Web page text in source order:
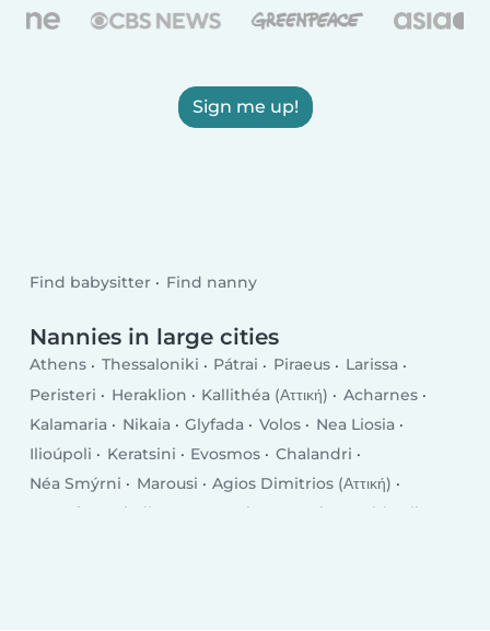
Sign me up!
Find babysitter Find nanny
Nannies in large cities
Athens Thessaloniki Pátrai Piraeus
Larissa
Peristeri
Heraklion Kallithéa (Αττική)
Acharnes
Kalamaria
Nikaia Glyfada Volos
Nea Liosia
Ilioúpoli
Keratsini Evosmos
Chalandri
Néa Smýrni
Marousi
Agios Dimitrios (Αττική)
Zografos
Aigáleo Nea Ionia Ioannina
Old Faliron